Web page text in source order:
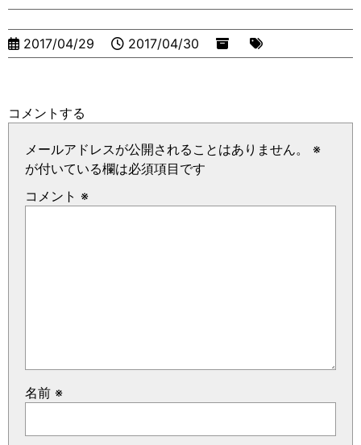
2017/04/29 2017/04/30
コメントする
メールアドレスが公開されることはありません。
※
が付いている欄は必須項目です
コメント ※
名前 ※